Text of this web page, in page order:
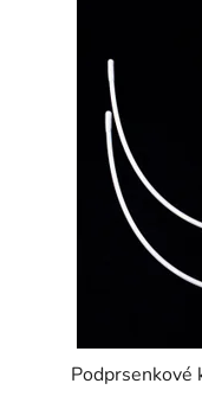
Podprsenkové